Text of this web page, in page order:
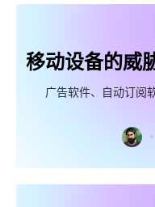
移动设备的威
广告软件、自动订阅